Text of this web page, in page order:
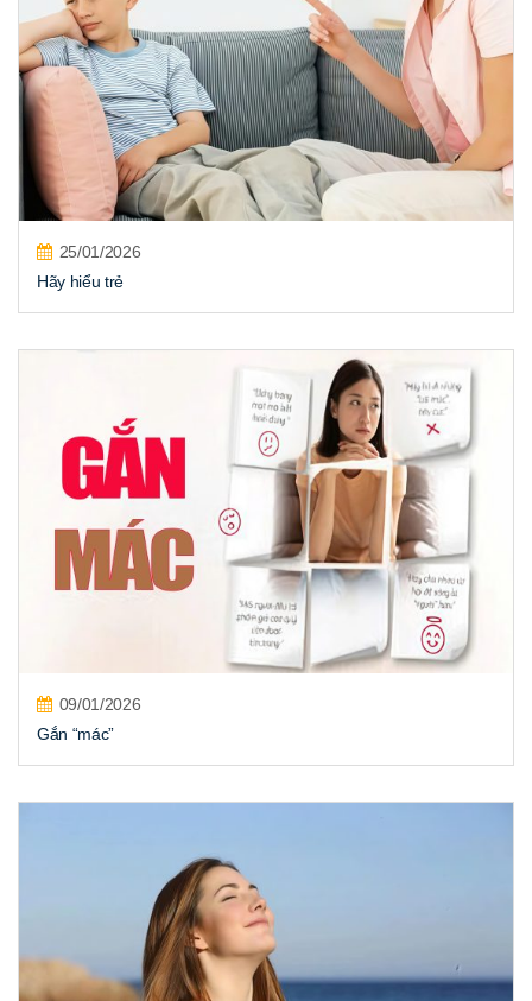
25/01/2026
Hãy hiểu trẻ
09/01/2026
Gắn “mác”